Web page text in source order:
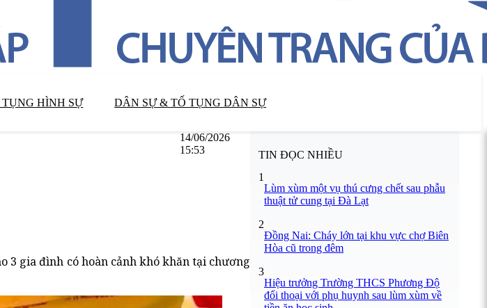
HÌNH SỰ DÂN SỰ & TỐ TỤNG DÂN SỰ
14/06/2026
15:53
3 gia đình có hoàn cảnh khó khăn tại chương
TIN ĐỌC NHIỀU
1
Lùm xùm một vụ thú cưng chết sau phẫu
thuật tử cung tại Đà Lạt
2
Đồng Nai: Cháy lớn tại khu vực chợ Biên
Hòa cũ trong đêm
3
Hiệu trưởng Trường THCS Phương Độ
đối thoại với phụ huynh sau lùm xùm về